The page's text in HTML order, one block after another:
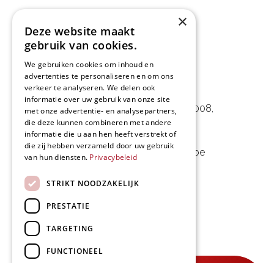
L&D Foodpartner BV
Noorwegenstraat 29D, Haven 8008,
9940 Evergem, BE
09 253 49 57 - mail@delmo.be
×
Deze website maakt
gebruik van cookies.
We gebruiken cookies om inhoud en
advertenties te personaliseren en om ons
verkeer te analyseren. We delen ook
informatie over uw gebruik van onze site
met onze advertentie- en analysepartners,
die deze kunnen combineren met andere
informatie die u aan hen heeft verstrekt of
die zij hebben verzameld door uw gebruik
van hun diensten. Privacybeleid
STRIKT NOODZAKELIJK
PRESTATIE
TARGETING
FUNCTIONEEL